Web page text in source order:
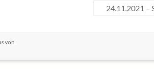
24.11.2021 –
von